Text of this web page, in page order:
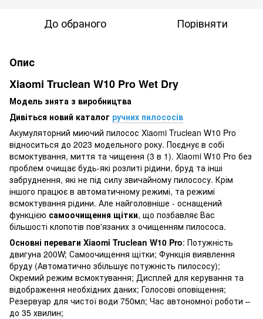
До обраного Порівняти
Опис
Xiaomi Truclean W10 ProWet Dry
Модель знята з виробництва
Дивіться новий каталог ручних пилососів
Акумуляторний миючий пилосос Xiaomi Truclean W10 Pro
відноситься до 2023 модельного року. Поєднує в собі
всмоктування, миття та чищення (3 в 1). Xiaomi W10 Pro без
проблем очищає будь-які розлиті рідини, бруд та інші
забруднення, які не під силу звичайному пилососу. Крім
іншого працює в автоматичному режимі, та режимі
всмоктування рідини. Але найголовніше - оснащений
функцією самоочищення щітки, що позбавляє Вас
більшості клопотів пов'язаних з очищенням пилососа.
Основні переваги Xiaomi Truclean W10 Pro: Потужність
двигуна 200W; Самоочищення щітки; Функція виявлення
бруду (Автоматично збільшує потужність пилососу);
Окремий режим всмоктування; Дисплей для керування та
відображення необхідних даних; Голосові оповіщення;
Резервуар для чистої води 750мл; Час автономної роботи –
до 35 хвилин;